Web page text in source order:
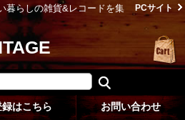
暮らしの雑貨&レコードを集
PCサイト
はこちら お問い合わせ